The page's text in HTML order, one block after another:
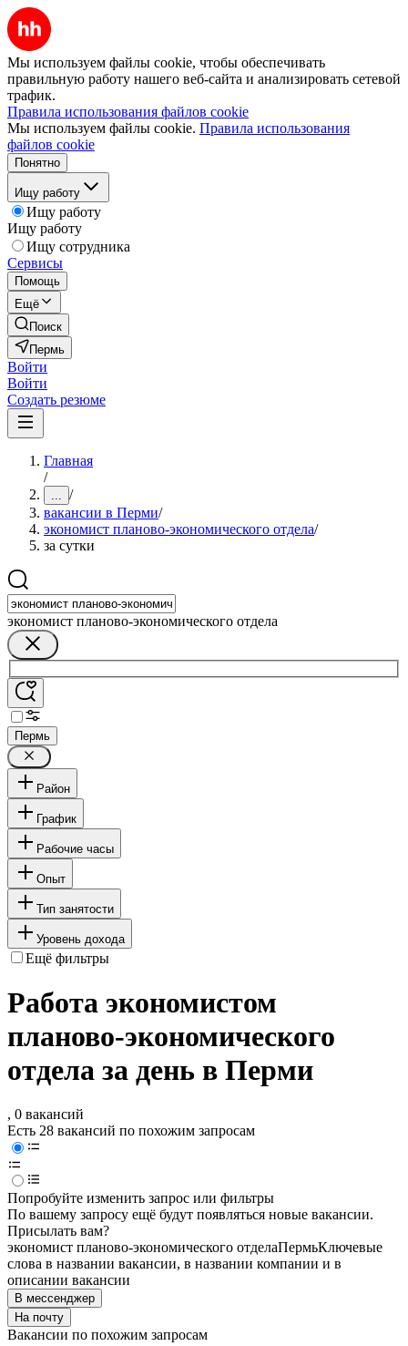
Мы используем файлы cookie, чтобы обеспечивать
правильную работу нашего веб-сайта и анализировать сетевой
трафик.
Правила использования файлов cookie
Мы используем файлы cookie. Правила использования
файлов cookie
Понятно
Ищу работу
Ищу работу
Ищу работу
Ищу сотрудника
Сервисы
Помощь
Ещё
Поиск
Пермь
Войти
Войти
Создать резюме
Главная
/
... /
вакансии в Перми/
экономист планово-экономического отдела/
за сутки
экономист планово-экономического отдела
Пермь
Район
График
Рабочие часы
Опыт
Тип занятости
Уровень дохода
Ещё фильтры
Работа экономистом
планово-экономического
отдела за день в Перми
, 0 вакансий
Есть 28 вакансий по похожим запросам
Попробуйте изменить запрос или фильтры
По вашему запросу ещё будут появляться новые вакансии.
Присылать вам?
экономист планово-экономического отделаПермьКлючевые
слова в названии вакансии, в названии компании и в
описании вакансии
В мессенджер
На почту
Вакансии по похожим запросам